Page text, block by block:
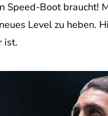
Boot braucht!
Level zu heben.
ist.